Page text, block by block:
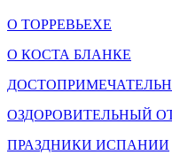
О ТОРРЕВЬЕХЕ
О КОСТА БЛАНКЕ
ОЗДОРОВИТЕЛЬНЫЙ
ПРАЗДНИКИ ИСПАНИИ